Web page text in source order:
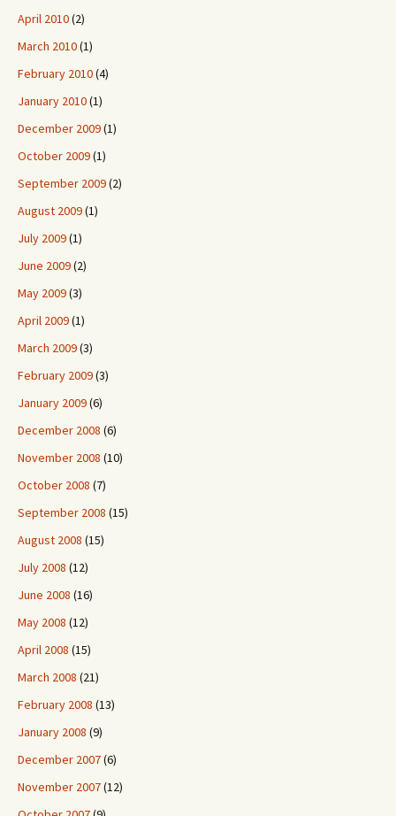
April 2010(2)
March 2010(1)
February 2010(4)
January 2010(1)
December 2009(1)
October 2009(1)
September 2009(2)
August 2009(1)
July 2009(1)
June 2009(2)
May 2009(3)
April 2009(1)
March 2009(3)
February 2009(3)
January 2009(6)
December 2008 (6)
November 2008 (10)
October 2008 (7)
September 2008 (15)
August 2008 (15)
July 2008 (12)
June 2008 (16)
May 2008 (12)
April 2008 (15)
March 2008 (21)
February 2008 (13)
January 2008 (9)
December 2007(6)
November 2007(12)